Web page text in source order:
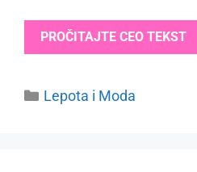
PROČITAJTE CEO TEKST
Categories
Lepota i Moda